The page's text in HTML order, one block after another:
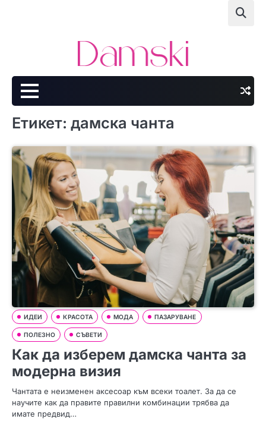
Етикет: дамска чанта
ИДЕИ КРАСОТА МОДА ПАЗАРУВАНЕ
ПОЛЕЗНО СЪВЕТИ
Как да изберем дамска чанта за
модерна визия
Чантата е неизменен аксесоар към всеки тоалет. За да се
научите как да правите правилни комбинации трябва да
имате предвид…